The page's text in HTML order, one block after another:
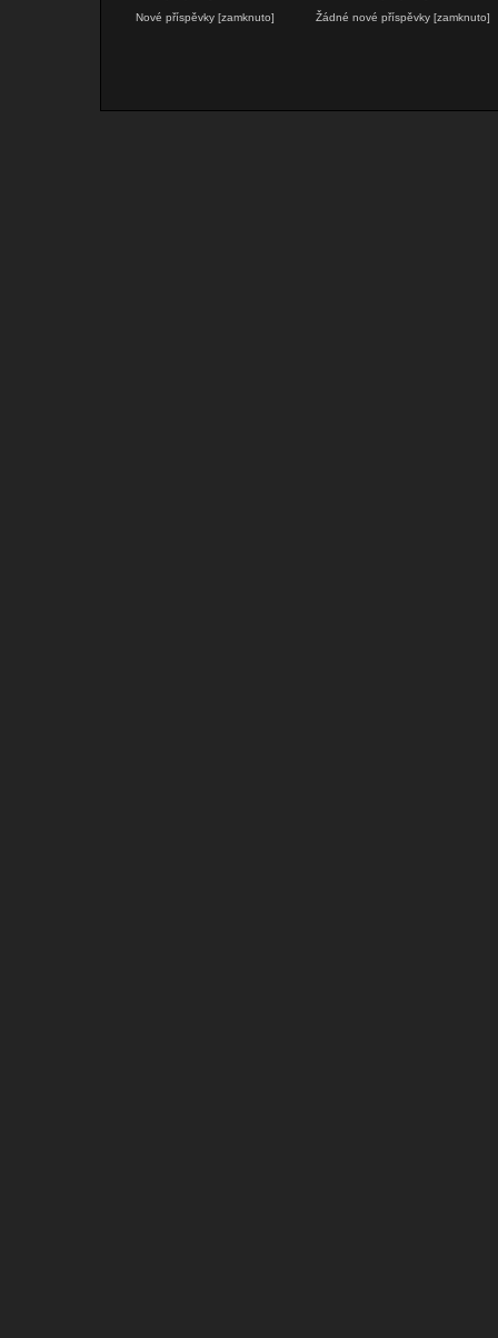
Nové příspěvky [zamknuto]
Žádné nové příspěvky [zamknuto]